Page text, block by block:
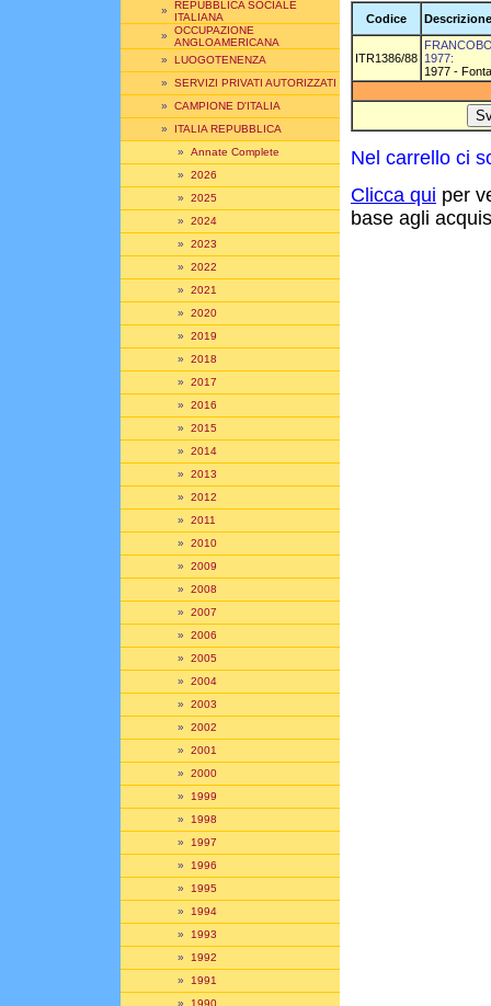
» REPUBBLICA SOCIALE
ITALIANA
» OCCUPAZIONE
ANGLOAMERICANA
» LUOGOTENENZA
» SERVIZI PRIVATI AUTORIZZATI
» CAMPIONE D'ITALIA
» ITALIA REPUBBLICA
» Annate Complete
» 2026
» 2025
» 2024
» 2023
» 2022
» 2021
» 2020
» 2019
» 2018
» 2017
» 2016
» 2015
» 2014
» 2013
» 2012
» 2011
» 2010
» 2009
» 2008
» 2007
» 2006
» 2005
» 2004
» 2003
» 2002
» 2001
» 2000
» 1999
» 1998
» 1997
» 1996
» 1995
» 1994
» 1993
» 1992
» 1991
» 1990
Codice
ITR1386/88 1977:
1977 -
Nel carrello ci
Clicca qui per
base agli